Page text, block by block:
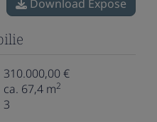
Download Expose
310.000,00 €
ca. 67,4 m2
3